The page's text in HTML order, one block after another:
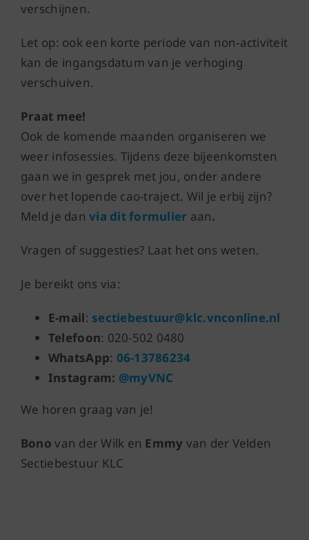
verschijnen.
Let op: ook een korte periode van non-activiteit
kan de ingangsdatum van je verhoging
verschuiven.
Praat mee!
Ook de komende maanden organiseren we
weer infosessies. Tijdens deze bijeenkomsten
gaan we in gesprek met jou, onder andere
over het lopende cao-traject. Wil je erbij zijn?
Meld je danvia dit formulier aan.
Vragen of suggesties? Laat het ons weten.
Je bereikt ons via:
E-mail: sectiebestuur@klc.vnconline.nl
Telefoon: 020-502 0480
WhatsApp: 06-13786234
Instagram: @myVNC
We horen graag van je!
Bono van der Wilk en Emmy van der Velden
Sectiebestuur KLC